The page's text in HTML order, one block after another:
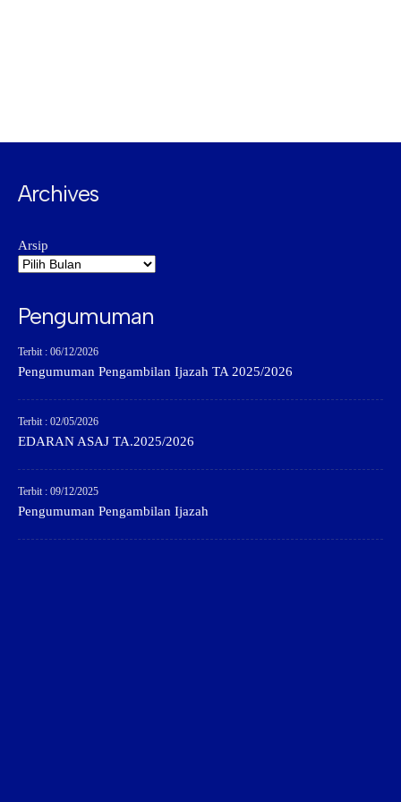
Archives
Arsip
Pengumuman
Terbit : 06/12/2026
Pengumuman Pengambilan Ijazah TA 2025/2026
Terbit : 02/05/2026
EDARAN ASAJ TA.2025/2026
Terbit : 09/12/2025
Pengumuman Pengambilan Ijazah